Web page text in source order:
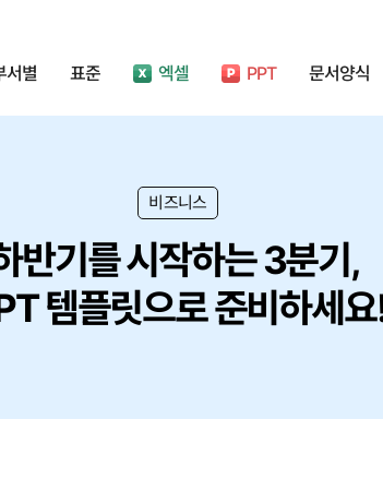
서별 표준 엑셀 PPT 문서양식
비즈니스
반기를 시작하는 3분기,
템플릿으로 준비하세